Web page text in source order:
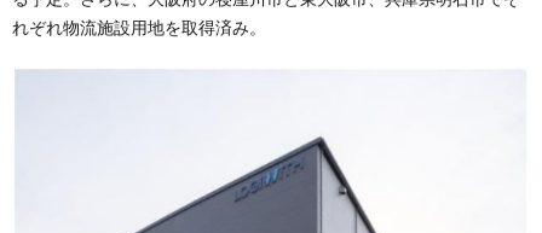
れぞれ物流施設用地を取得済み。